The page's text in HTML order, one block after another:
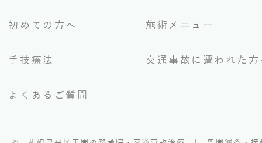
初めての方へ 施術メニュー
手技療法 交通事故に遭われた方
よくあるご質問